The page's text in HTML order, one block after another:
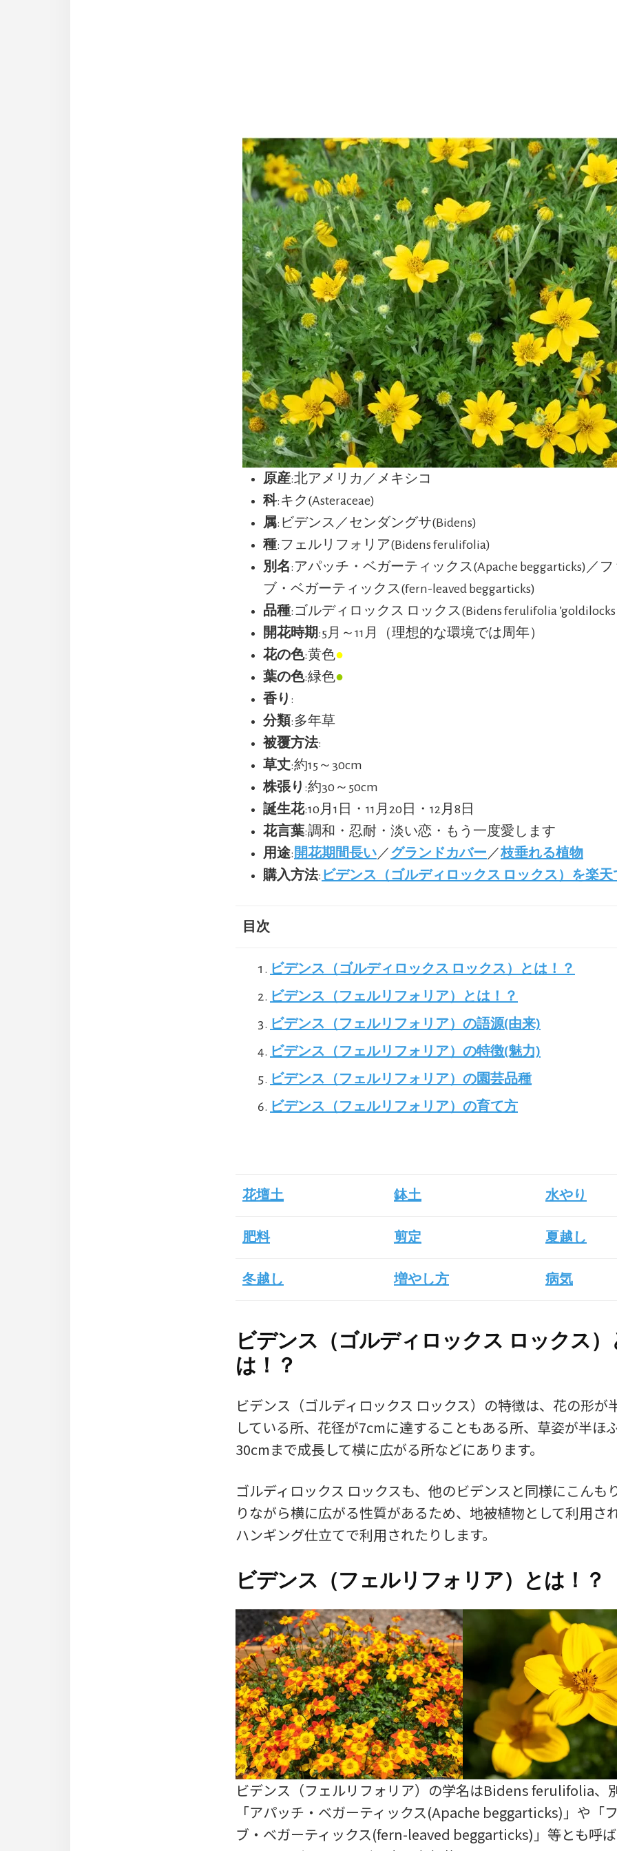
原産:北アメリカ／メキシコ
科:キク(Asteraceae)
属:ビデンス／センダングサ(Bidens)
種:フェルリフォリア(Bidens ferulifolia)
別名:アパッチ・ベガーティックス(Apache beggarticks)／
ブ・ベガーティックス(fern-leaved beggarticks)
品種:ゴルディロックス ロックス(Bidens ferulifolia ’goldilocks
開花時期 :5月～11月（理想的な環境では周年）
花の色:黄色●
葉の色:緑色●
香り :
分類:多年草
被覆方法:
草丈:約15～30cm
株張り :約30～50cm
誕生花:10月1日・11月20日・12月8日
花言葉:調和・忍耐・淡い恋・もう一度愛します
用途: 開花期間長い ／ グランドカバー ／枝垂れる植物
購入方法: ビデンス（ゴルディロックス ロックス）を楽天
目次
ビデンス（ゴルディロックス ロックス）とは！？
ビデンス（フェルリフォリア）とは！？
ビデンス（フェルリフォリア）の語源(由来)
ビデンス（フェルリフォリア）の特徴(魅力)
ビデンス（フェルリフォリア）の園芸品種
ビデンス（フェルリフォリア）の育て方
花壇土 鉢土 水やり
肥料 剪定 夏越し
冬越し 増やし方 病気
ビデンス（ゴルディロックス ロックス）
は！？
ビデンス（ゴルディロックス ロックス）の特徴は、花の形が
している所、花径が7cmに達することもある所、草姿が半ほ
30cmまで成長して横に広がる所などにあります。
ゴルディロックス ロックスも、他のビデンスと同様にこんも
りながら横に広がる性質があるため、地被植物として利用さ
ハンギング仕立てで利用されたりします。
ビデンス（フェルリフォリア）とは！？
ビデンス（フェルリフォリア）の学名はBidens ferulifolia、
「アパッチ・ベガーティックス(Apache beggarticks)」や「
ブ・ベガーティックス(fern-leaved beggarticks)」等とも呼